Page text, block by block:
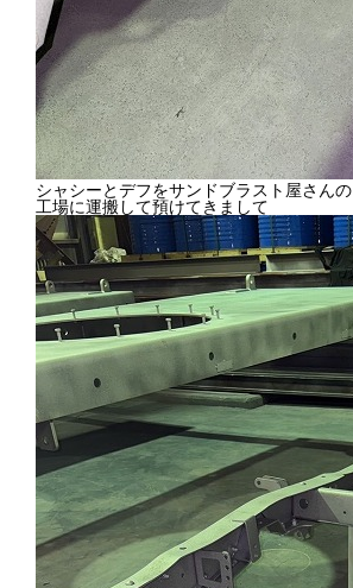
シャシーとデフをサンドブラスト屋さんの
工場に運搬して預けてきまして